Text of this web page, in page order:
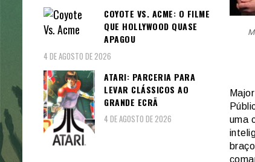
Major
uma
COYOTE VS. ACME: O FILME
QUE HOLLYWOOD QUASE
APAGOU
4 DE AGOSTO DE 2026
ATARI: PARCERIA PARA
LEVAR CLÁSSICOS AO
GRANDE ECRÃ
4 DE AGOSTO DE 2026